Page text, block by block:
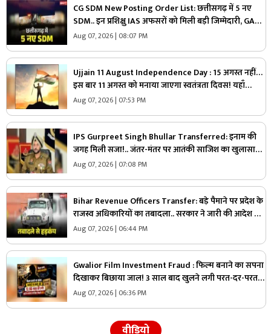
CG SDM New Posting Order List: छत्तीसगढ़ में 5 नए
SDM.. इन प्रशिक्षु IAS अफसरों को मिली बड़ी जिम्मेदारी, GAD
ने जारी की पूरी सूची
Aug 07, 2026 | 08:07 PM
Ujjain 11 August Independence Day : 15 अगस्त नहीं…
इस बार 11 अगस्त को मनाया जाएगा स्वतंत्रता दिवस! यहाँ
निभाई जा रही 79 साल पुरानी परंपरा
Aug 07, 2026 | 07:53 PM
IPS Gurpreet Singh Bhullar Transferred: इनाम की
जगह मिली सजा!.. जंतर-मंतर पर आतंकी साजिश का खुलासा
करने वाले इस IPS को सरकार ने पद से हटाया, आदेश भी जारी
Aug 07, 2026 | 07:08 PM
Bihar Revenue Officers Transfer: बड़े पैमाने पर प्रदेश के
राजस्व अधिकारियों का तबादला.. सरकार ने जारी की आदेश के
साथ पूरी सूची, आप भी देखें
Aug 07, 2026 | 06:44 PM
Gwalior Film Investment Fraud : फिल्म बनाने का सपना
दिखाकर बिछाया जाल! 3 साल बाद खुलने लगी परत-दर-परत
कहानी, सच्चाई पता चली तो उड़ गए होश
Aug 07, 2026 | 06:36 PM
वीडियो